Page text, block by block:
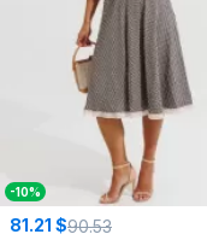
-10%
81.21 $90.53